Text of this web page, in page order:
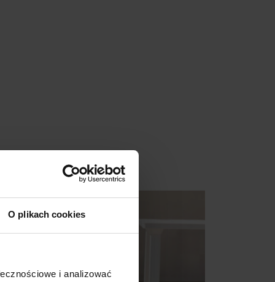
O plikach cookies
i analizować